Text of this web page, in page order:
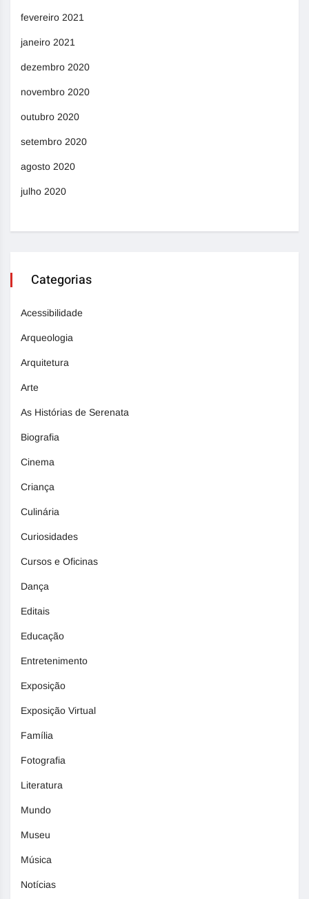
fevereiro 2021
janeiro 2021
dezembro 2020
novembro 2020
outubro 2020
setembro 2020
agosto 2020
julho 2020
Categorias
Acessibilidade
Arqueologia
Arquitetura
Arte
As Histórias de Serenata
Biografia
Cinema
Criança
Culinária
Curiosidades
Cursos e Oficinas
Dança
Editais
Educação
Entretenimento
Exposição
Exposição Virtual
Família
Fotografia
Literatura
Mundo
Museu
Música
Notícias